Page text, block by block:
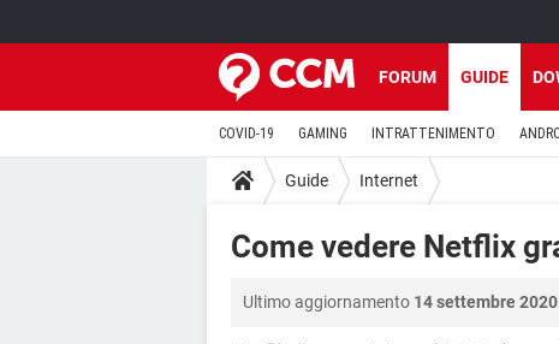
FORUM GUIDE
COVID-19 GAMING INTRATTENIMENTO
Guide Internet
Come vedere Netflix
Ultimo aggiornamento 14 settembre